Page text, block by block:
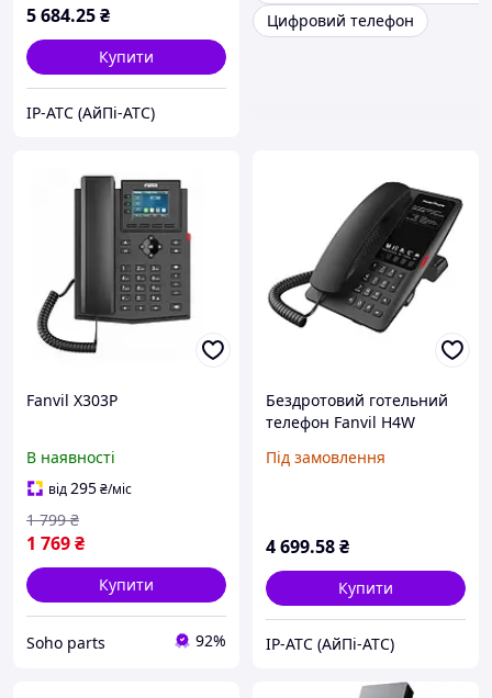
5 684.25₴
Купити
IP-АТС (АйПі-АТС)
Цифровий телефон
Fanvil X303P
В наявності
від295₴/міс
1 769₴
1 799 ₴
Купити
Soho parts 92%
Бездротовий готельний
телефон Fanvil H4W
Під замовлення
4 699.58₴
Купити
IP-АТС (АйПі-АТС)